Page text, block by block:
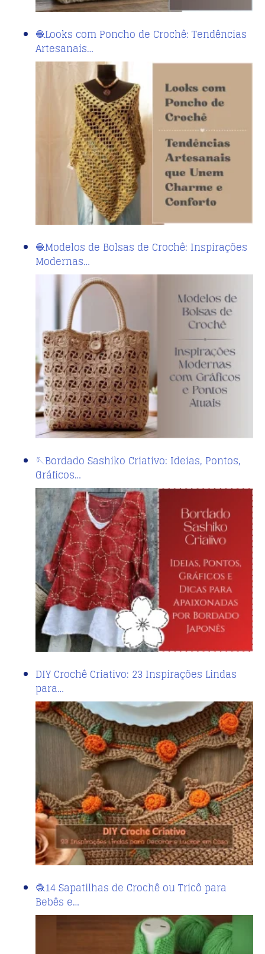
🧶Looks com Poncho de Crochê: Tendências
Artesanais…
🧶Modelos de Bolsas de Crochê: Inspirações
Modernas…
🪡Bordado Sashiko Criativo: Ideias, Pontos,
Gráficos…
DIY Crochê Criativo: 23 Inspirações Lindas
para…
🧶14 Sapatilhas de Crochê ou Tricô para
Bebês e…